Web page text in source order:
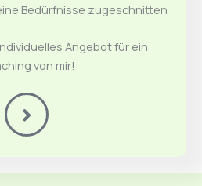
Bedürfnisse zugeschnitten
Angebot für ein
von mir!